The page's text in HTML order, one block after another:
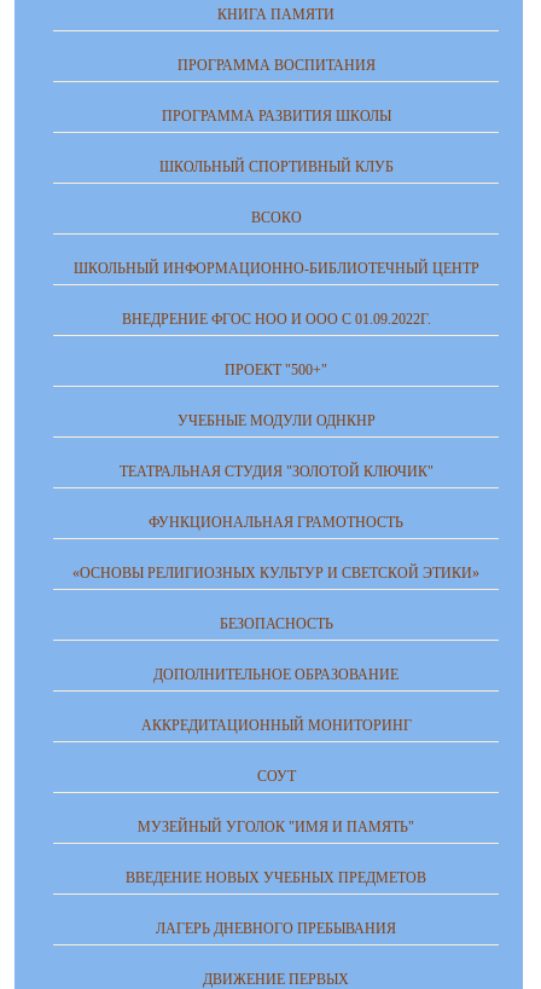
КНИГА ПАМЯТИ
ПРОГРАММА ВОСПИТАНИЯ
ПРОГРАММА РАЗВИТИЯ ШКОЛЫ
ШКОЛЬНЫЙ СПОРТИВНЫЙ КЛУБ
ВСОКО
ШКОЛЬНЫЙ ИНФОРМАЦИОННО-БИБЛИОТЕЧНЫЙ ЦЕНТР
ВНЕДРЕНИЕ ФГОС НОО И ООО С 01.09.2022Г.
ПРОЕКТ "500+"
УЧЕБНЫЕ МОДУЛИ ОДНКНР
ТЕАТРАЛЬНАЯ СТУДИЯ "ЗОЛОТОЙ КЛЮЧИК"
ФУНКЦИОНАЛЬНАЯ ГРАМОТНОСТЬ
«ОСНОВЫ РЕЛИГИОЗНЫХ КУЛЬТУР И СВЕТСКОЙ ЭТИКИ»
БЕЗОПАСНОСТЬ
ДОПОЛНИТЕЛЬНОЕ ОБРАЗОВАНИЕ
АККРЕДИТАЦИОННЫЙ МОНИТОРИНГ
СОУТ
МУЗЕЙНЫЙ УГОЛОК "ИМЯ И ПАМЯТЬ"
ВВЕДЕНИЕ НОВЫХ УЧЕБНЫХ ПРЕДМЕТОВ
ЛАГЕРЬ ДНЕВНОГО ПРЕБЫВАНИЯ
ДВИЖЕНИЕ ПЕРВЫХ